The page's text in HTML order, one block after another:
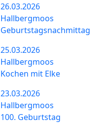
26.03.2026
Hallbergmoos
Geburtstagsnachmittag
25.03.2026
Hallbergmoos
Kochen mit Elke
23.03.2026
Hallbergmoos
100. Geburtstag